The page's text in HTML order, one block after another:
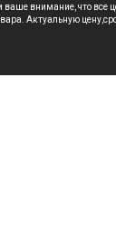
внимание, что все
Актуальную